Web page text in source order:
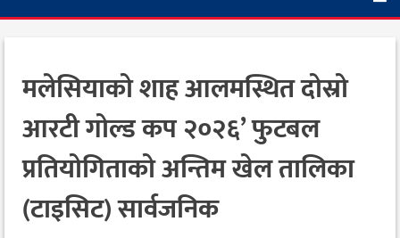
मलेसियाको शाह आलमस्थित दोस्रो
आरटी गोल्ड कप २०२६’ फुटबल
प्रतियोगिताको अन्तिम खेल तालिका
(टाइसिट) सार्वजनिक